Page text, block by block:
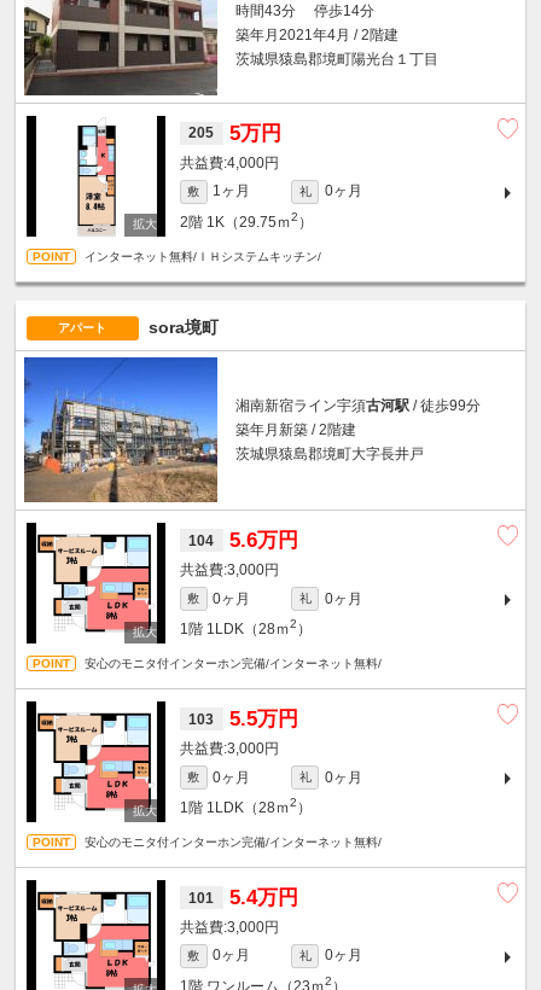
時間43分 停歩14分
築年月2021年4月 / 2階建
茨城県猿島郡境町陽光台１丁目
205 5万円
4,000円
敷 1ヶ月 礼
0ヶ月
2階 1K（29.75ｍ2 ）
インターネット無料/ＩＨシステムキッチン/
アパート sora境町
湘南新宿ライン宇須古河駅 / 徒歩99分
築年月新築 / 2階建
茨城県猿島郡境町大字長井戸
104 5.6万円
3,000円
敷 0ヶ月 礼
0ヶ月
1階 1LDK（28ｍ2 ）
安心のモニタ付インターホン完備/インターネット無料/
103 5.5万円
3,000円
敷 0ヶ月 礼
0ヶ月
1階 1LDK（28ｍ2 ）
安心のモニタ付インターホン完備/インターネット無料/
101 5.4万円
3,000円
敷 0ヶ月 礼
0ヶ月
1階 ワンルーム（23ｍ2 ）